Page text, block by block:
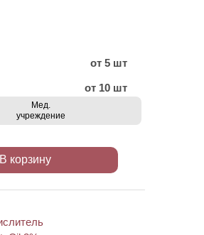
от 5 шт
от 10 шт
Мед.
учреждение
В корзину